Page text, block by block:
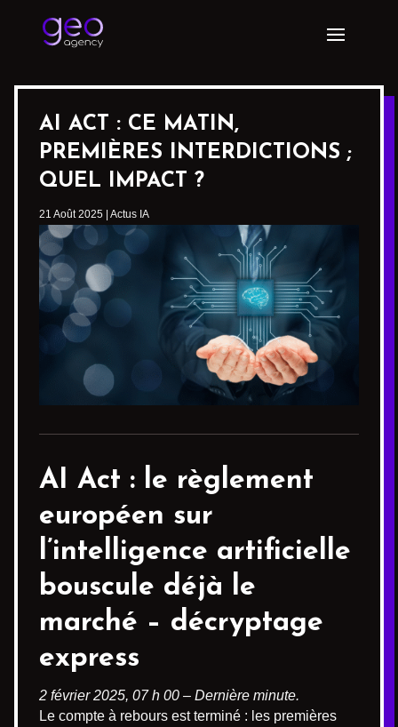
AI ACT : CE MATIN,
PREMIÈRES INTERDICTIONS ;
QUEL IMPACT ?
21 Août 2025 Actus IA
AI Act : le règlement
européen sur
l’intelligence artificielle
bouscule déjà le
marché – décryptage
express
2 février 2025, 07 h 00 – Dernière minute.
Le compte à rebours est terminé : les premières